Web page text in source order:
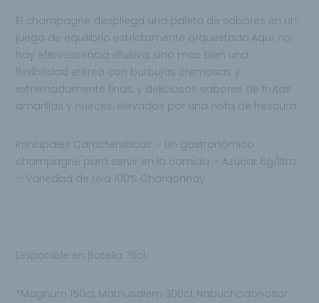
El champagne despliega una paleta de sabores en un
juego de equilibrio estrictamente orquestado.Aquí no
hay efervescencia efusiva, sino más bien una
flexibilidad etérea con burbujas cremosas y
extremadamente finas, y deliciosos sabores de frutas
amarillas y nueces, elevados por una nota de frescura.
Principales Caracteristicas .- Un gastronómico
champagne para servir en la comida .- Azucar 6g/litro
.- Variedad de uva 100% Chardonnay
Disponible en Botella 75cl.
*Magnum 150cl, Mathusalem 300cl, Nabuchodonosor